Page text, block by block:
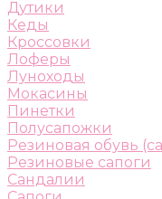
Дутики
Кеды
Кроссовки
Лоферы
Луноходы
Мокасины
Пинетки
Полусапожки
Резиновая обувь
Резиновые сапоги
Сандалии